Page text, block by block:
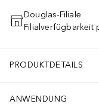
Douglas-Filiale
Filialverfügbarkeit
PRODUKTDETAILS
ANWENDUNG